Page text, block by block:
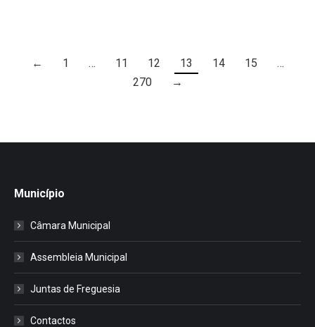
← 1 … 11 12 13 14 15
…
270
→
Município
Câmara Municipal
Assembleia Municipal
Juntas de Freguesia
Contactos